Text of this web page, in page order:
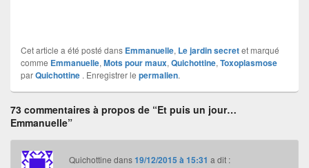
Cet article a été posté dans Emmanuelle, Le jardin secretet marqué
comme Emmanuelle, Mots pour maux, Quichottine, Toxoplasmose
parQuichottine . Enregistrer le permalien.
73 commentaires à propos de “Et puis un jour…
Emmanuelle”
Quichottine dans19/12/2015 à 15:31 a dit :